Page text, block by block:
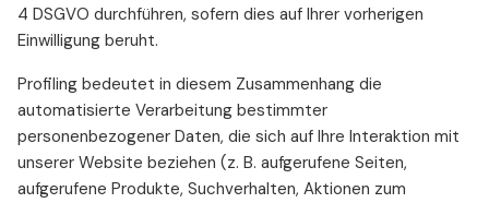
4 DSGVO durchführen, sofern dies auf Ihrer vorherigen
Einwilligung beruht.
Profiling bedeutet in diesem Zusammenhang die
automatisierte Verarbeitung bestimmter
personenbezogener Daten, die sich auf Ihre Interaktion mit
unserer Website beziehen (z. B. aufgerufene Seiten,
aufgerufene Produkte, Suchverhalten, Aktionen zum